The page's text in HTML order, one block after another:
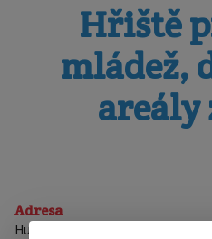
Hřiště
mládež,
areály
Adresa
Husovy Sady